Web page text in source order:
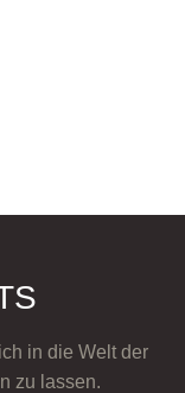
in die Welt der
zu lassen.